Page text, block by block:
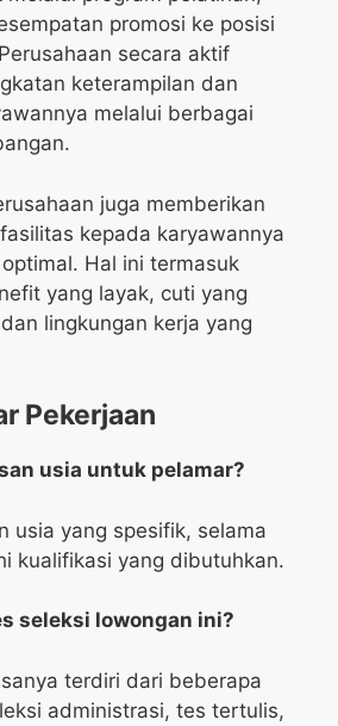
promosi ke posisi
secara aktif
keterampilan dan
melalui berbagai
juga memberikan
kepada karyawannya
Hal ini termasuk
yang layak, cuti yang
lingkungan kerja yang
Pekerjaan
usia untuk pelamar?
usia yang spesifik, selama
kualifikasi yang dibutuhkan.
seleksi lowongan ini?
terdiri dari beberapa
administrasi, tes tertulis,